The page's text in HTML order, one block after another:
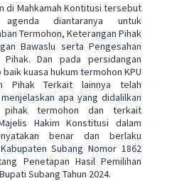
di Mahkamah Kontitusi tersebut
diantaranya untuk
Termohon, Keterangan Pihak
Bawaslu serta Pengesahan
Dan pada persidangan
kuasa hukum termohon KPU
Pihak Terkait lainnya telah
apa yang didalilkan
pihak termohon dan terkait
Hakim Konstitusi dalam
benar dan berlaku
Subang Nomor 1862
Penetapan Hasil Pemilihan
Subang Tahun 2024.